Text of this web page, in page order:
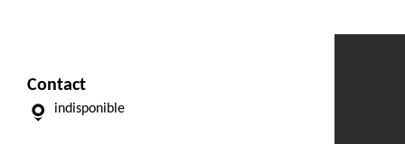
Contact
indisponible